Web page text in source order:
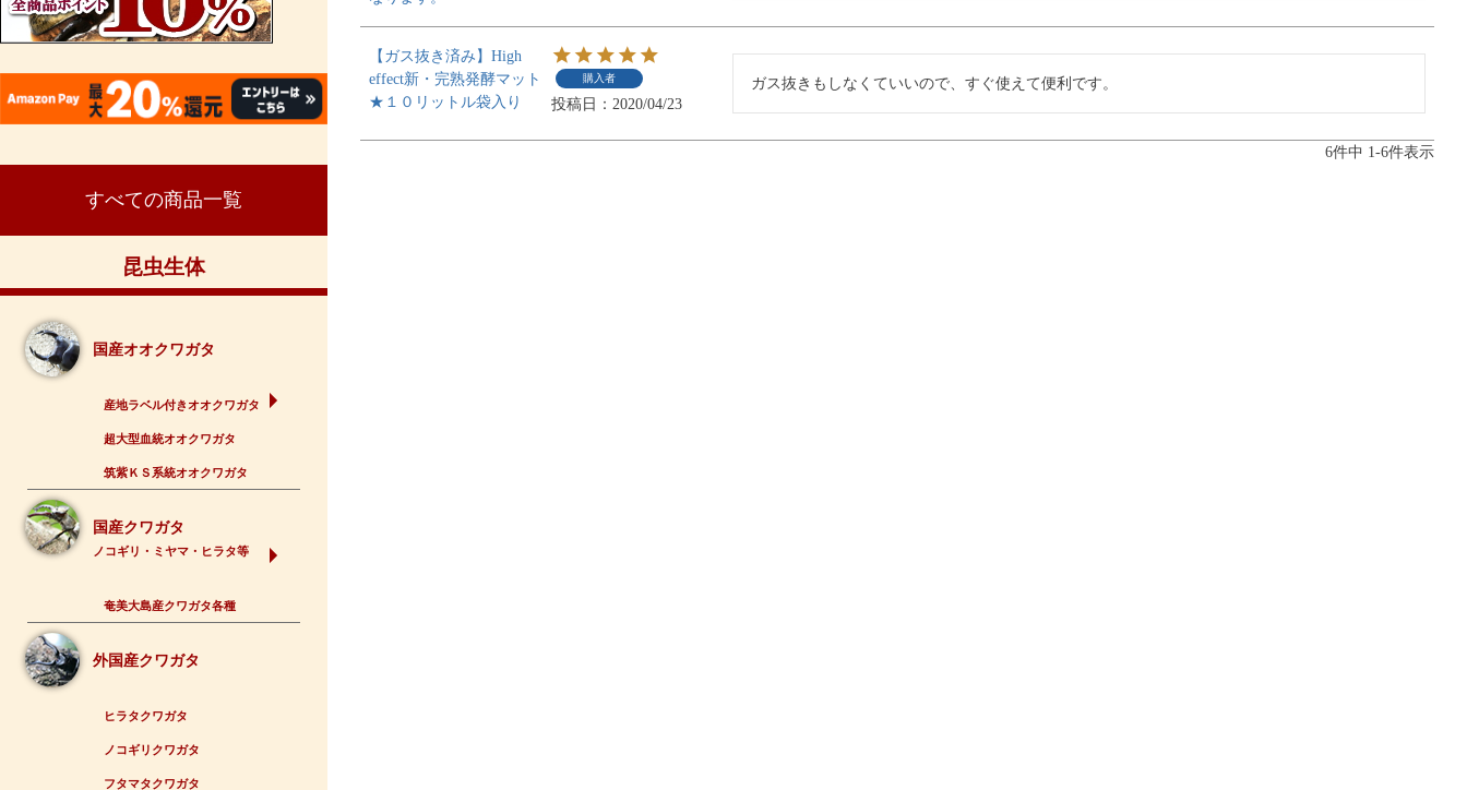
すべての商品一覧
昆虫生体
国産オオクワガタ
産地ラベル付きオオクワガタ
超大型血統オオクワガタ
筑紫ＫＳ系統オオクワガタ
国産クワガタ
ノコギリ・ミヤマ・ヒラタ等
奄美大島産クワガタ各種
外国産クワガタ
ヒラタクワガタ
ノコギリクワガタ
フタマタクワガタ
【ガス抜き済み】High
effect新・完熟発酵マット
★１０リットル袋入り
購入者
投稿日 2020/04/23
ガス抜きもしなくていいので、すぐ使えて便利です。
6件中 1-6件表示